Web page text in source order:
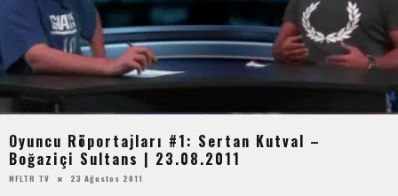
Oyuncu Röportajları #1: Sertan Kutval –
Boğaziçi Sultans | 23.08.2011
NFLTR TV 23 Ağustos 2011